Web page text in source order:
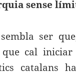
sense
ser
cal iniciar
catalans